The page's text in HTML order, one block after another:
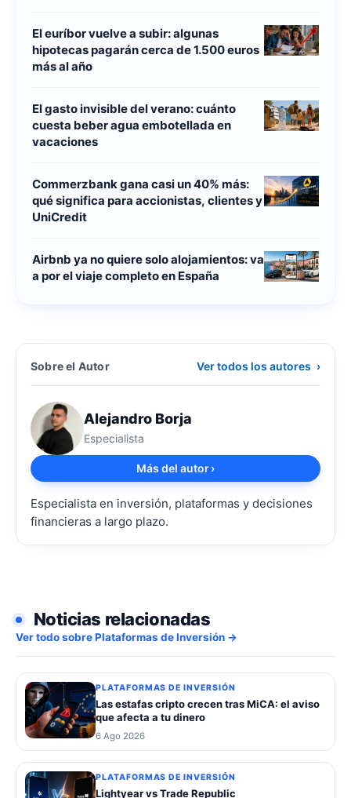
El euríbor vuelve a subir: algunas
hipotecas pagarán cerca de 1.500 euros
más al año
El gasto invisible del verano: cuánto
cuesta beber agua embotellada en
vacaciones
Commerzbank gana casi un 40% más:
qué significa para accionistas, clientes y
UniCredit
Airbnb ya no quiere solo alojamientos: va
a por el viaje completo en España
Sobre el Autor Ver todos los autores ›
Alejandro Borja
Especialista
Más del autor›
Especialista en inversión, plataformas y decisiones
financieras a largo plazo.
Noticias relacionadas
Ver todo sobre Plataformas de Inversión →
PLATAFORMAS DE INVERSIÓN
Las estafas cripto crecen tras MiCA: el aviso
que afecta a tu dinero
6 Ago 2026
PLATAFORMAS DE INVERSIÓN
Lightyear vs Trade Republic